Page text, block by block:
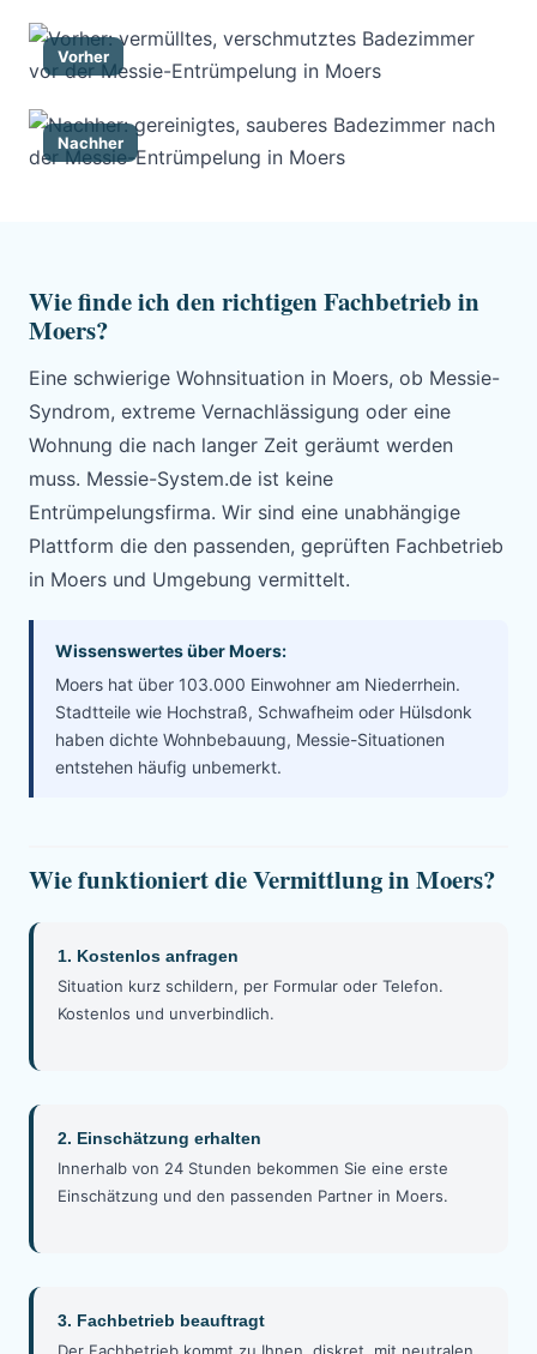
Vorher
Nachher
Wie finde ich den richtigen Fachbetrieb in
Moers?
Eine schwierige Wohnsituation in Moers, ob Messie-
Syndrom, extreme Vernachlässigung oder eine
Wohnung die nach langer Zeit geräumt werden
muss. Messie-System.de ist keine
Entrümpelungsfirma. Wir sind eine unabhängige
Plattform die den passenden, geprüften Fachbetrieb
in Moers und Umgebung vermittelt.
Wissenswertes über Moers:
Moers hat über 103.000 Einwohner am Niederrhein.
Stadtteile wie Hochstraß, Schwafheim oder Hülsdonk
haben dichte Wohnbebauung, Messie-Situationen
entstehen häufig unbemerkt.
Wie funktioniert die Vermittlung in Moers?
1. Kostenlos anfragen
Situation kurz schildern, per Formular oder Telefon.
Kostenlos und unverbindlich.
2. Einschätzung erhalten
Innerhalb von 24 Stunden bekommen Sie eine erste
Einschätzung und den passenden Partner in Moers.
3. Fachbetrieb beauftragt